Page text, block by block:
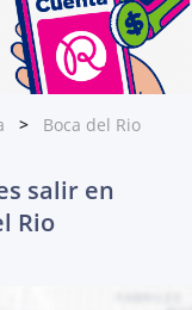
Boca del Rio
salir en
Rio